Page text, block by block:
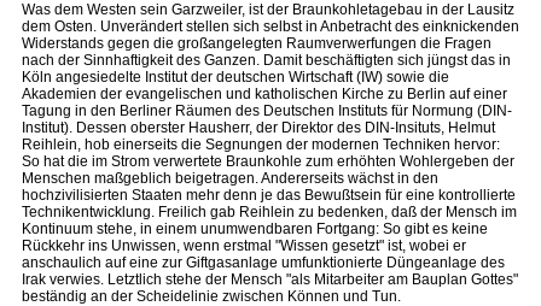
Was dem Westen sein Garzweiler, ist der Braunkohletagebau in der Lausitz
dem Osten. Unverändert stellen sich selbst in Anbetracht des einknickenden
Widerstands gegen die großangelegten Raumverwerfungen die Fragen
nach der Sinnhaftigkeit des Ganzen. Damit beschäftigten sich jüngst das in
Köln angesiedelte Institut der deutschen Wirtschaft (IW) sowie die
Akademien der evangelischen und katholischen Kirche zu Berlin auf einer
Tagung in den Berliner Räumen des Deutschen Instituts für Normung (DIN-
Institut). Dessen oberster Hausherr, der Direktor des DIN-Insituts, Helmut
Reihlein, hob einerseits die Segnungen der modernen Techniken hervor:
So hat die im Strom verwertete Braunkohle zum erhöhten Wohlergeben der
Menschen maßgeblich beigetragen. Andererseits wächst in den
hochzivilisierten Staaten mehr denn je das Bewußtsein für eine kontrollierte
Technikentwicklung. Freilich gab Reihlein zu bedenken, daß der Mensch im
Kontinuum stehe, in einem unumwendbaren Fortgang: So gibt es keine
Rückkehr ins Unwissen, wenn erstmal "Wissen gesetzt" ist, wobei er
anschaulich auf eine zur Giftgasanlage umfunktionierte Düngeanlage des
Irak verwies. Letztlich stehe der Mensch "als Mitarbeiter am Bauplan Gottes"
beständig an der Scheidelinie zwischen Können und Tun.